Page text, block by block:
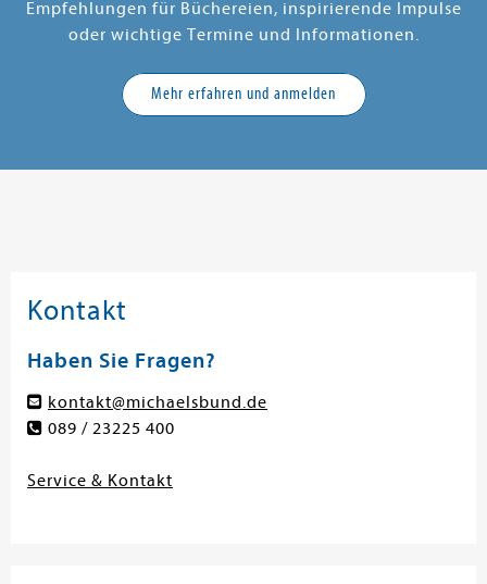
Empfehlungen für Büchereien, inspirierende Impulse
oder wichtige Termine und Informationen.
Mehr erfahren und anmelden
Kontakt
Haben Sie Fragen?
kontakt@michaelsbund.de
089 / 23225 400
Service & Kontakt